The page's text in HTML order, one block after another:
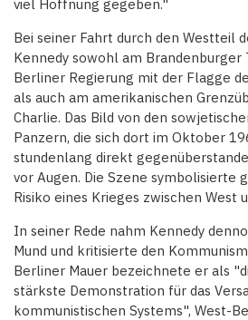
viel Hoffnung gegeben."
Bei seiner Fahrt durch den Westteil
Kennedy sowohl am Brandenburger
Berliner Regierung mit der Flagge
als auch am amerikanischen
Charlie. Das Bild von den
Panzern, die sich dort im Oktober
stundenlang direkt
vor Augen. Die Szene symbolisierte
Risiko eines Krieges zwischen West
In seiner Rede nahm Kennedy
Mund und kritisierte den
Berliner Mauer bezeichnete er als
stärkste Demonstration für das
kommunistischen Systems", West-